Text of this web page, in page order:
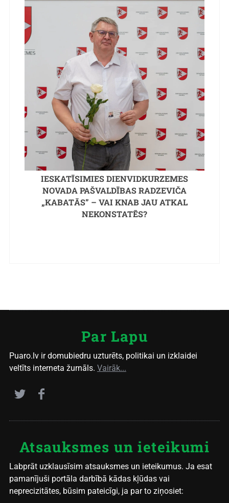
IESKATĪSIMIES DIENVIDKURZEMES
NOVADA PAŠVALDĪBAS RADZEVIČA
„KABATĀS” – VAI KNAB JAU ATKAL
NEKONSTATĒS?
Par Lapu
Puaro.lv ir domubiedru uzturēts, politikai un izklaidei
veltīts interneta žurnāls. Vairāk...
Atsauksmes un ieteikumi
Labprāt uzklausīsim atsauksmes un ieteikumus. Ja esat
pamanījuši portāla darbībā kādas kļūdas vai
neprecizitātes, būsim pateicīgi, ja par to ziņosiet: